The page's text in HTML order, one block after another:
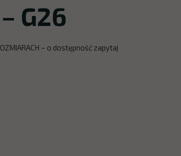
G26
– o dostępność zapytaj